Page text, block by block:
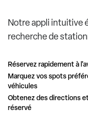
Notre appli intuitive
recherche de
Réservez rapidement à
Marquez vos spots
véhicules
Obtenez des directions
réservé